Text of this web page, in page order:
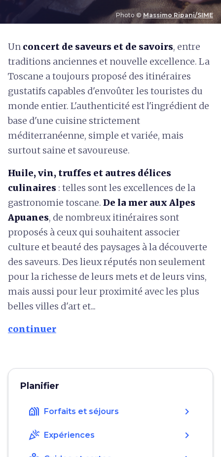
Photo © Massimo Ripani/SIME
Un concert de saveurs et de savoirs, entre
traditions anciennes et nouvelle excellence. La
Toscane a toujours proposé des itinéraires
gustatifs capables d'envoûter les touristes du
monde entier. L'authenticité est l'ingrédient de
base d'une cuisine strictement
méditerranéenne, simple et variée, mais
surtout saine et savoureuse.
Huile, vin, truffes et autres délices
culinaires : telles sont les excellences de la
gastronomie toscane. De la mer aux Alpes
Apuanes, de nombreux itinéraires sont
proposés à ceux qui souhaitent associer
culture et beauté des paysages à la découverte
des saveurs. Des lieux réputés non seulement
pour la richesse de leurs mets et de leurs vins,
mais aussi pour leur proximité avec les plus
belles villes d'art et...
continuer
Planifier
holiday_village Forfaits et séjours chevron_right
celebration Expériences chevron_right